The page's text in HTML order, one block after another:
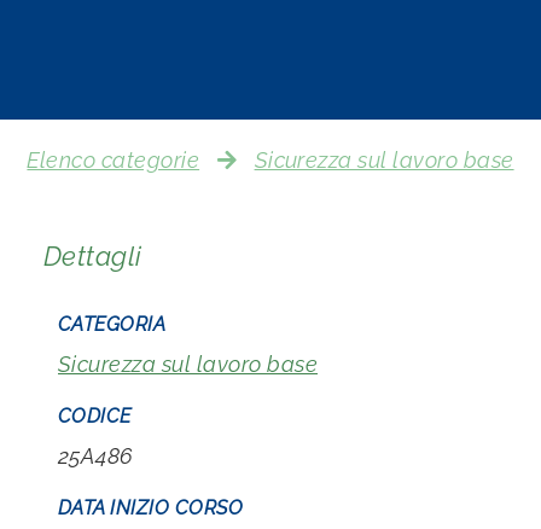
Elenco categorie Sicurezza sul lavoro base
Dettagli
CATEGORIA
Sicurezza sul lavoro base
CODICE
25A486
DATA INIZIO CORSO